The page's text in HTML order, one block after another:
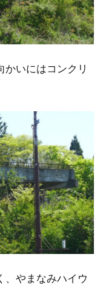
いにはコンクリ
、やまなみハイウ